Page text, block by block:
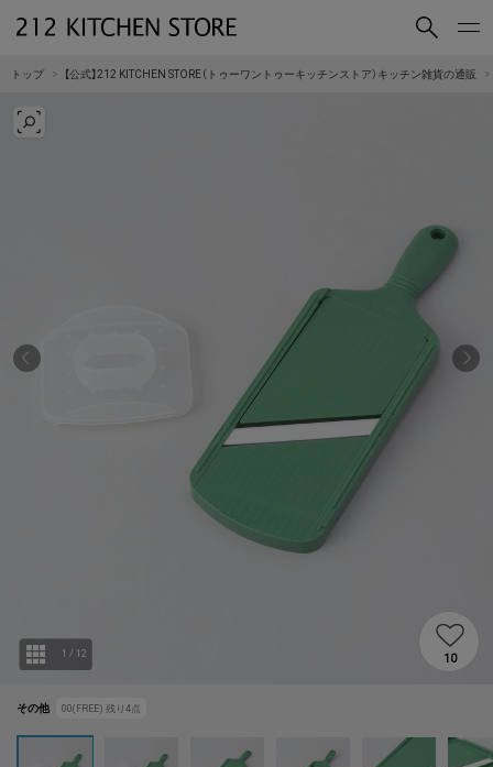
買いもの
212 KITCHEN STORE 公式SNSアカウント
Mail Magazine YouTube
トップ 【公式】212 KITCHEN STORE（トゥーワントゥーキッチンストア）キッチン雑貨の通販
その他 00(FREE) 残り4点
1 / 12 10